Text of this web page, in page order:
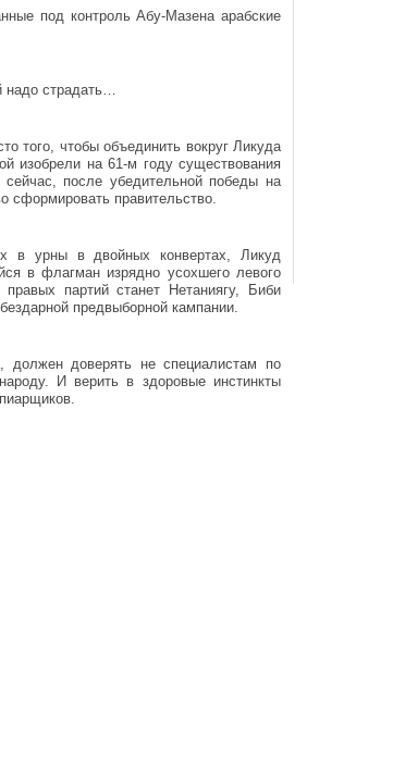
под контроль Абу-Мазена арабские
надо страдать…
того, чтобы объединить вокруг Ликуда
изобрели на 61-м году существования
сейчас, после убедительной победы на
сформировать правительство.
в урны в двойных конвертах, Ликуд
в флагман изрядно усохшего левого
партий станет Нетаниягу, Биби
предвыборной кампании.
должен доверять не специалистам по
И верить в здоровые инстинкты